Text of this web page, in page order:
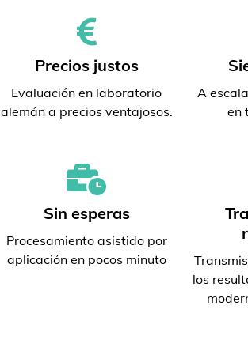
Precios justos
Evaluación en laboratorio
alemán a precios ventajosos.
A
en
Sin esperas
Procesamiento asistido por
aplicación en pocos minuto
los